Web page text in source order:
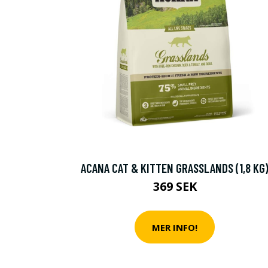
ACANA CAT & KITTEN GRASSLANDS (1,8 KG)
369 SEK
MER INFO!
Fynda
Specialerbjudande